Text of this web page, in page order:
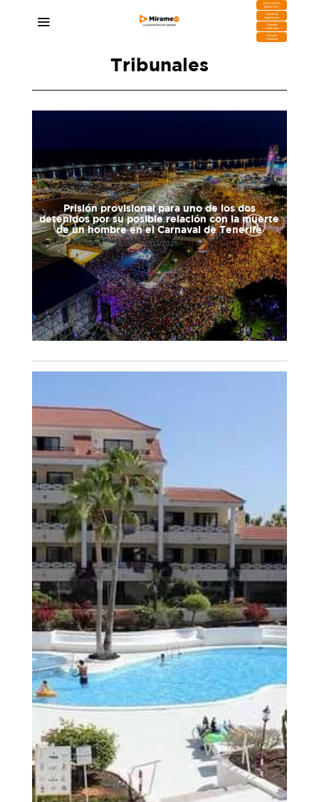
DESCARGA
MIRAPLAY
Buzón de
Sugerencias
Contratar
Publicidad
Contacto
Comercial
Tribunales
Prisión provisional para uno de los dos
detenidos por su posible relación con la muerte
de un hombre en el Carnaval de Tenerife
06/03/2025